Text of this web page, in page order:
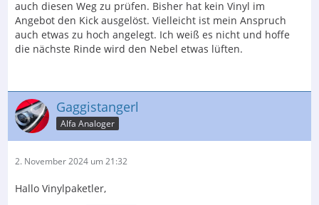
auch diesen Weg zu prüfen. Bisher hat kein Vinyl im
Angebot den Kick ausgelöst. Vielleicht ist mein Anspruch
auch etwas zu hoch angelegt. Ich weiß es nicht und hoffe
die nächste Rinde wird den Nebel etwas lüften.
Gaggistangerl
Alfa Analoger
2. November 2024 um 21:32
Hallo Vinylpaketler,